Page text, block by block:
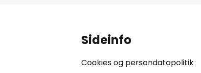
Sideinfo
Cookies og persondatapolitik